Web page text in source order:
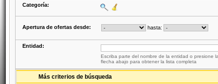
Categoría:
Apertura de ofertas desde: hasta:
Entidad:
Escriba parte del nombre de la entidad o presione
flecha abajo para obtener la lista completa
Más criterios de búsqueda